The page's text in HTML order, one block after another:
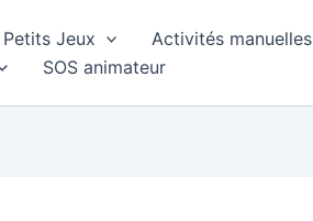
Petits Jeux Activités manuelles
SOS animateur